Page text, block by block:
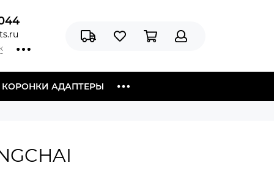
КОРОНКИ АДАПТЕРЫ